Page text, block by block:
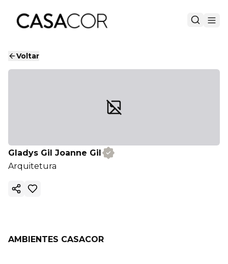
Voltar
Gladys Gil Joanne Gil
Arquitetura
Copiar link
AMBIENTES CASACOR